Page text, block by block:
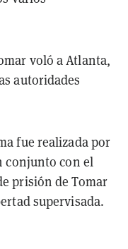
voló a Atlanta,
autoridades
fue realizada por
conjunto con el
prisión de Tomar
supervisada.